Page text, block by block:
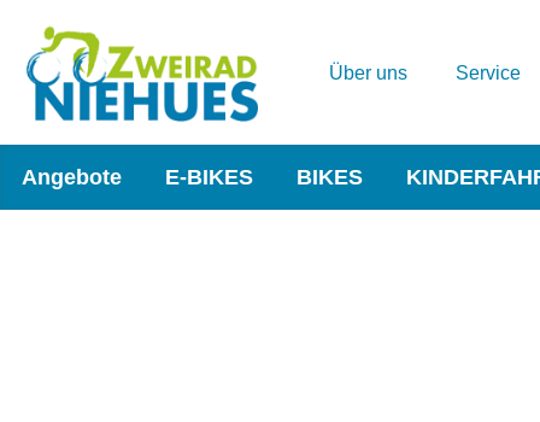
Über uns Service
Angebote E-BIKES BIKES